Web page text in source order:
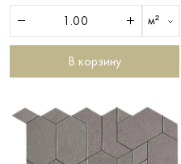
м²
В корзину